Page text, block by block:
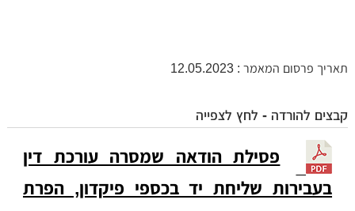
תאריך פרסום המאמר : 12.05.2023
קבצים להורדה - לחץ לצפייה
פסילת הודאה שמסרה עורכת דין
בעבירות שליחת יד בכספי פיקדון, הפרת